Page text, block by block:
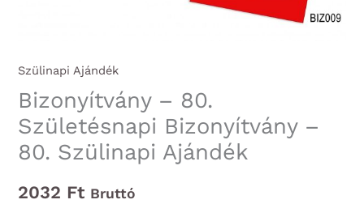
Szülinapi Ajándék
Bizonyítvány – 80.
Születésnapi Bizonyítvány –
80. Szülinapi Ajándék
2032 Ft Bruttó